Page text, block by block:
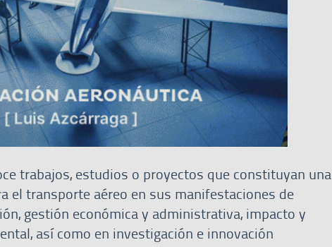
trabajos, estudios o proyectos que constituyan una
el transporte aéreo en sus manifestaciones de
gestión económica y administrativa, impacto y
así como en investigación e innovación